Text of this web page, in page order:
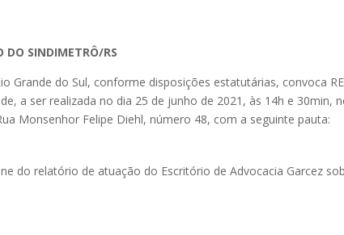
DO SINDIMETRÔ/RS
Grande do Sul, conforme disposições estatutárias, convoca
a ser realizada no dia 25 de junho de 2021, às 14h e 30min,
Monsenhor Felipe Diehl, número 48, com a seguinte pauta:
do relatório de atuação do Escritório de Advocacia Garcez